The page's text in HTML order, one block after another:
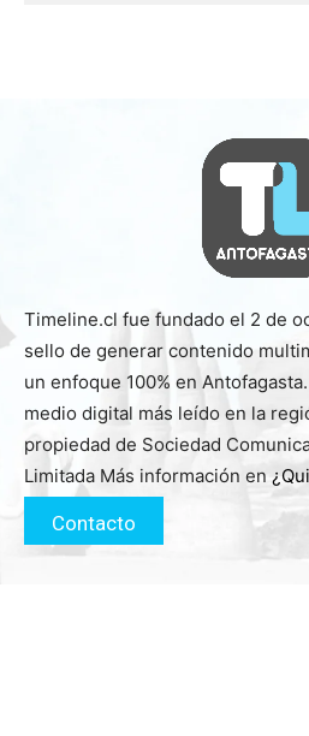
Timeline.cl fue fundado el 2 de
sello de generar contenido
un enfoque 100% en
medio digital más leído en la
propiedad de Sociedad
Limitada Más información en
Contacto